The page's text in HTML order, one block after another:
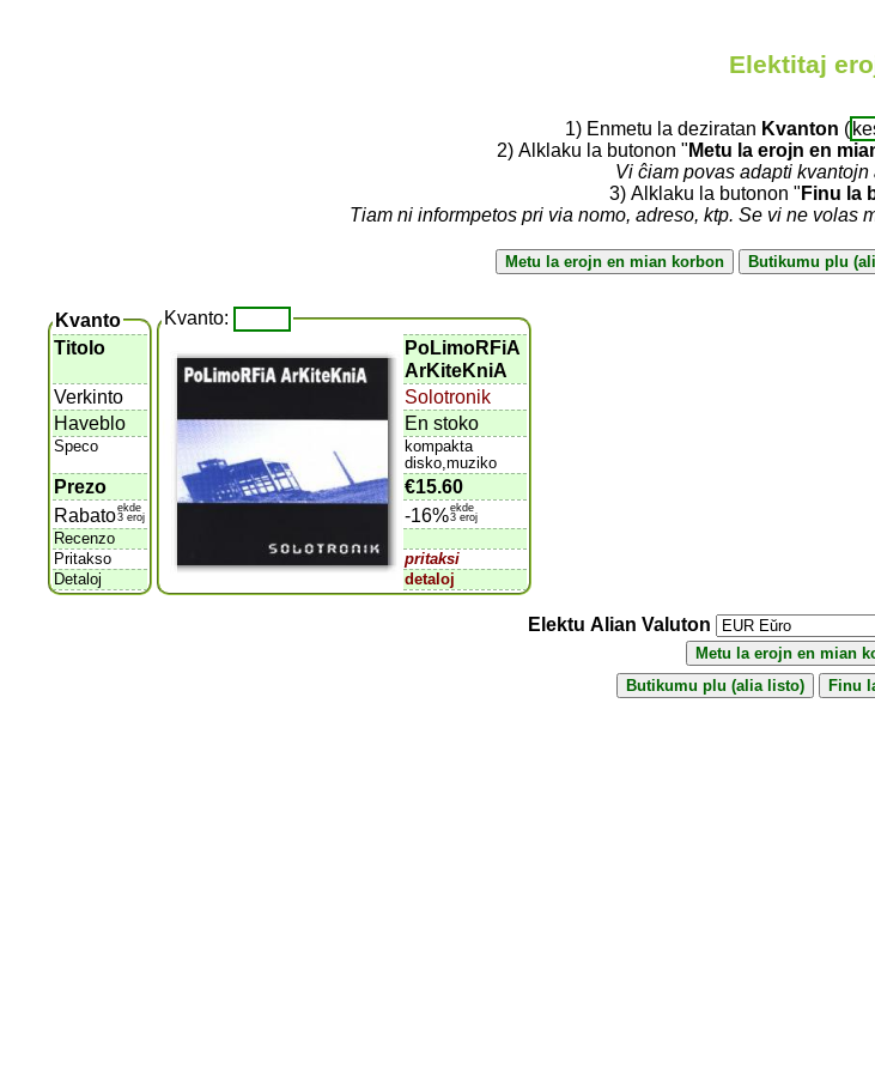
Elektitaj
1) Enmetu la deziratan Kvanton (
2) Alklaku la butonon " Metu la erojn en
Vi ĉiam povas adapti kvantojn
3) Alklaku la butonon " Finu la
Tiam ni informpetos pri via nomo, adreso, ktp. Se vi ne volas
Kvanto
Titolo
Verkinto
Haveblo
Speco
Prezo
Rabatoekde
3 eroj
Recenzo
Pritakso
Detaloj
Kvanto:
PoLimoRFiA
ArKiteKniA
Solotronik
En stoko
kompakta
disko,muziko
€15.60
-16%ekde
3 eroj
pritaksi
detaloj
Elektu Alian Valuton